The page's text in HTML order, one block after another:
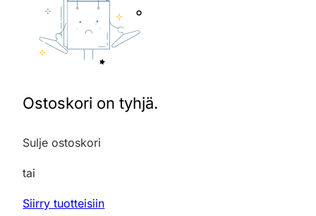
Ostoskori on tyhjä.
Sulje ostoskori
tai
Siirry tuotteisiin